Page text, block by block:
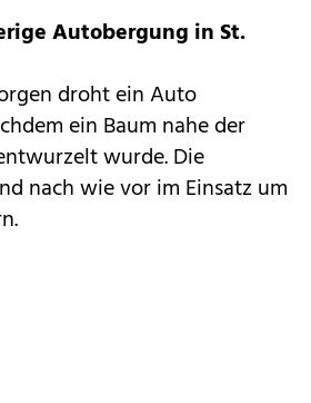
Autobergung in St.
droht ein Auto
ein Baum nahe der
wurde. Die
nach wie vor im Einsatz um